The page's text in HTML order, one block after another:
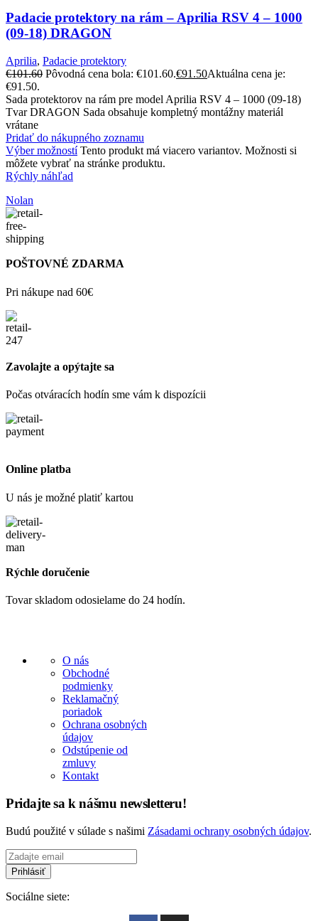
Padacie protektory na rám – Aprilia RSV 4 – 1000
(09-18) DRAGON
Aprilia, Padacie protektory
€101.60 Pôvodná cena bola: €101.60.€91.50Aktuálna cena je:
€91.50.
Sada protektorov na rám pre model Aprilia RSV 4 – 1000 (09-18)
Tvar DRAGON Sada obsahuje kompletný montážny materiál
vrátane
Pridať do nákupného zoznamu
Výber možností Tento produkt má viacero variantov. Možnosti si
môžete vybrať na stránke produktu.
Rýchly náhľad
Nolan
POŠTOVNÉ ZDARMA
Pri nákupe nad 60€
Zavolajte a opýtajte sa
Počas otváracích hodín sme vám k dispozícii
Online platba
U nás je možné platiť kartou
Rýchle doručenie
Tovar skladom odosielame do 24 hodín.
O nás
Obchodné
podmienky
Reklamačný
poriadok
Ochrana osobných
údajov
Odstúpenie od
zmluvy
Kontakt
Pridajte sa k nášmu newsletteru!
Budú použité v súlade s našimi Zásadami ochrany osobných údajov.
Sociálne siete: